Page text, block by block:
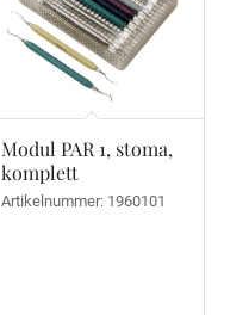
Modul PAR 1, stoma,
komplett
Artikelnummer: 1960101